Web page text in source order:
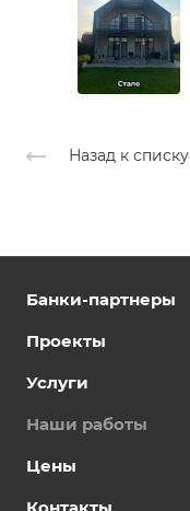
Назад к списку
Банки-партнеры
Проекты
Услуги
Наши работы
Цены